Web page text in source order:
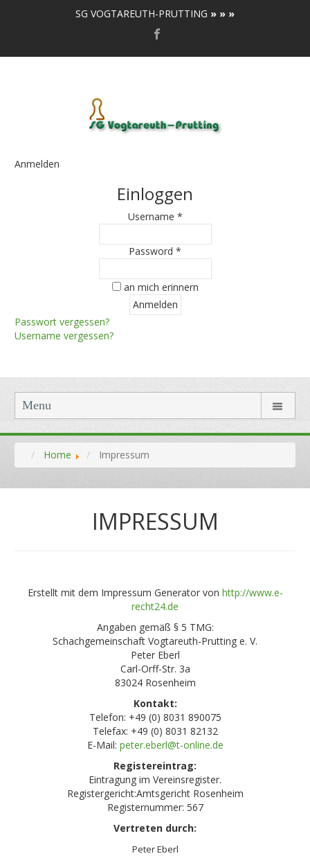
SG VOGTAREUTH-PRUTTING » » »
Anmelden
Einloggen
Username *
Password *
an mich erinnern
Passwort vergessen?
Username vergessen?
Menu
Home Impressum
IMPRESSUM
Erstellt mit dem Impressum Generator von http://www.e-
recht24.de
Angaben gemäß § 5 TMG:
Schachgemeinschaft Vogtareuth-Prutting e. V.
Peter Eberl
Carl-Orff-Str. 3a
83024 Rosenheim
Kontakt:
Telefon: +49 (0) 8031 890075
Telefax: +49 (0) 8031 82132
E-Mail:
Registereintrag:
Eintragung im Vereinsregister.
Registergericht:Amtsgericht Rosenheim
Registernummer: 567
Vertreten durch:
Peter Eberl